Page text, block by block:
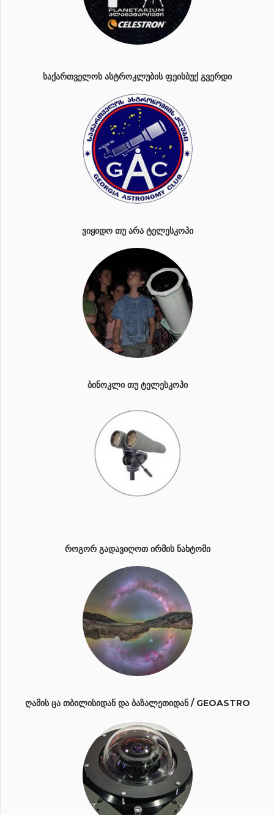
ᲡᲐᲥᲐᲠᲗᲕᲔᲚᲝᲡ ᲐᲡᲢᲠᲝᲙᲚᲣᲑᲘᲡ ᲤᲔᲘᲡᲑᲣᲥ ᲒᲕᲔᲠᲓᲘ
ᲕᲘᲧᲘᲓᲝ ᲗᲣ ᲐᲠᲐ ᲢᲔᲚᲔᲡᲙᲝᲞᲘ
ᲑᲘᲜᲝᲙᲚᲘ ᲗᲣ ᲢᲔᲚᲔᲡᲙᲝᲞᲘ
ᲠᲝᲒᲝᲠ ᲒᲐᲓᲐᲕᲘᲦᲝᲗ ᲘᲠᲛᲘᲡ ᲜᲐᲮᲢᲝᲛᲘ
ᲦᲐᲛᲘᲡ ᲪᲐ ᲗᲑᲘᲚᲘᲡᲘᲓᲐᲜ ᲓᲐ ᲑᲐᲖᲐᲚᲔᲗᲘᲓᲐᲜ / GEOASTRO